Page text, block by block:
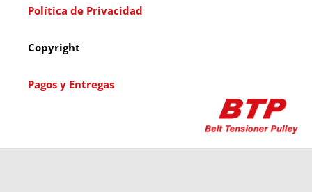
Política de Privacidad
Copyright
Pagos y Entregas